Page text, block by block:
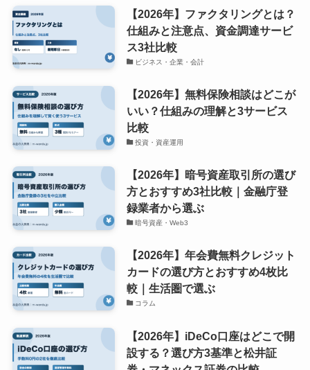
【2026年】ファクタリングとは？
仕組みと注意点、資金調達サービ
ス3社比較
ビジネス・企業・会計
【2026年】無料保険相談はどこが
いい？仕組みの理解と3サービス
比較
投資・資産運用
【2026年】暗号資産取引所の選び
方とおすすめ3社比較｜金融庁登
録業者から選ぶ
暗号資産・Web3
【2026年】年会費無料クレジット
カードの選び方とおすすめ4枚比
較｜生活圏で選ぶ
コラム
【2026年】iDeCo口座はどこで開
設する？選び方3基準と松井証